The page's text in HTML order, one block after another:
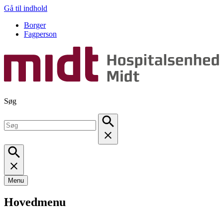
Gå til indhold
Borger
Fagperson
Søg
Menu
Hovedmenu